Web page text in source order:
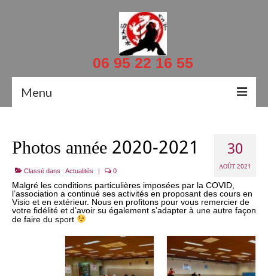
06 95 22 16 55
Menu
Actualités
Contacts
Le Professeur
Documents
Planning et salles
30
AOÛT 2021
Photos année 2020-2021
Classé dans : Actualités | 0
Malgré les conditions particulières imposées par la COVID,
l’association a continué ses activités en proposant des cours en
Visio et en extérieur. Nous en profitons pour vous remercier de
votre fidélité et d’avoir su également s’adapter à une autre façon
de faire du sport